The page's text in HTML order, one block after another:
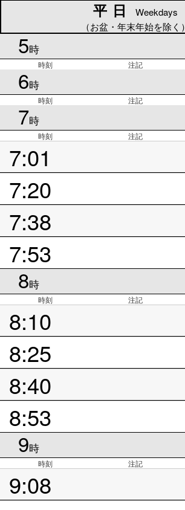
平日
Weekdays
（お盆・年末年始を除く）
5時
時刻 注記
6時
時刻 注記
7時
時刻 注記
7:01
7:20
7:38
7:53
8時
時刻 注記
8:10
8:25
8:40
8:53
9時
時刻 注記
9:08